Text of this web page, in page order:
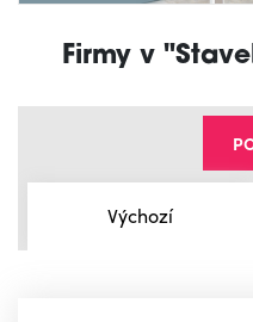
Firmy v
Výchozí